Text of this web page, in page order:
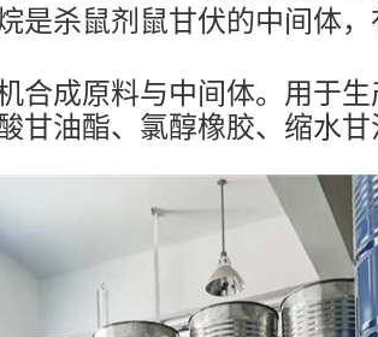
是杀鼠剂鼠甘伏的中间体，
合成原料与中间体。用于
甘油酯、氯醇橡胶、缩水